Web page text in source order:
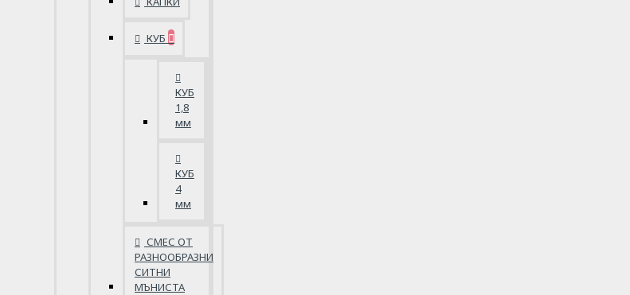
КУБ
КУБ
1,8
мм
КУБ
4
мм
СМЕС ОТ
РАЗНООБРАЗНИ
СИТНИ
МЪНИСТА